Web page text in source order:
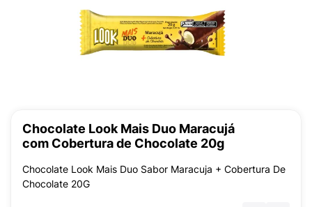
Chocolate Look Mais Duo Maracujá
com Cobertura de Chocolate 20g
Chocolate Look Mais Duo Sabor Maracuja + Cobertura De
Chocolate 20G